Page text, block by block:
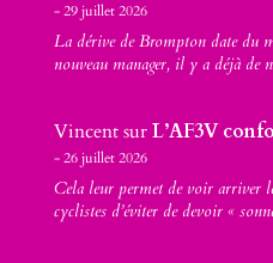
29 juillet 2026
La dérive de Brompton date du
nouveau manager, il y a déjà de
VincentsurL’AF3V
26 juillet 2026
Cela leur permet de voir arriver
cyclistes d’éviter de devoir «